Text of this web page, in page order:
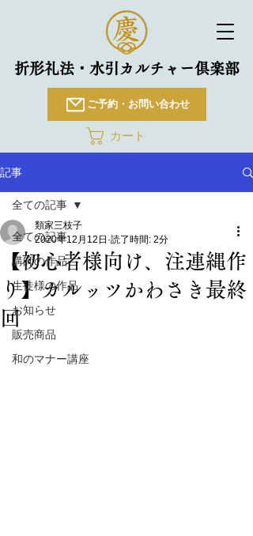
折形礼法・水引カルチャー倶楽部
ご予約・お問い合わせ
カート
記事
全ての記事
講師の作品
生徒様の作品
お知らせ
販売商品
和のマナー講座
全ての記事
【初心者様向け、注連縄作
り】カルッツかわさき最終
回
類家三枝子
2020年12月12日 読了時間: 2分